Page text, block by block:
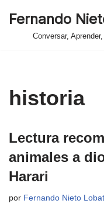
Fernando
Conversar,
historia
Lectura
animales a
Harari
por Fernando Nieto